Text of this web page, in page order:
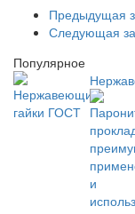
Предыдущая
Следующая
Популярное